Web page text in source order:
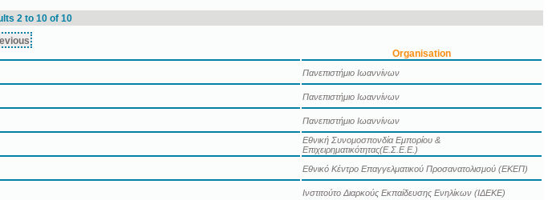
2 to 10 of 10
Organisation
Πανεπιστήμιο Ιωαννίνων
Πανεπιστήμιο Ιωαννίνων
Πανεπιστήμιο Ιωαννίνων
Εθνική Συνομοσπονδία Εμπορίου &
Επιχειρηματικότητας(Ε.Σ.Ε.Ε.)
Εθνικό Κέντρο Επαγγελματικού Προσανατολισμού (ΕΚΕΠ)
Ινστιτούτο Διαρκούς Εκπαίδευσης Ενηλίκων (ΙΔΕΚΕ)